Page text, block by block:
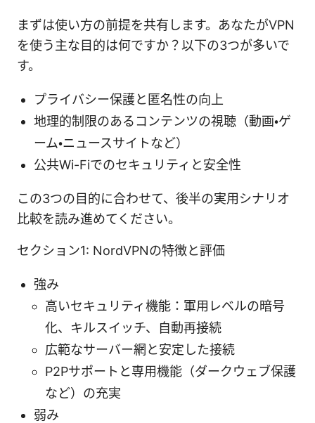
まずは使い方の前提を共有します。あなたがVPN
を使う主な目的は何ですか？以下の3つが多いで
す。
プライバシー保護と匿名性の向上
地理的制限のあるコンテンツの視聴（動画・ゲ
ーム・ニュースサイトなど）
公共Wi-Fiでのセキュリティと安全性
この3つの目的に合わせて、後半の実用シナリオ
比較を読み進めてください。
セクション1: NordVPNの特徴と評価
強み
高いセキュリティ機能：軍用レベルの暗号
化、キルスイッチ、自動再接続
広範なサーバー網と安定した接続
P2Pサポートと専用機能（ダークウェブ保護
など）の充実
弱み